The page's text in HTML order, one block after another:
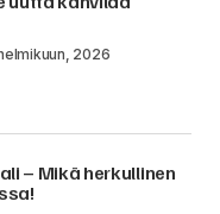
2026
– Mikä herkullinen